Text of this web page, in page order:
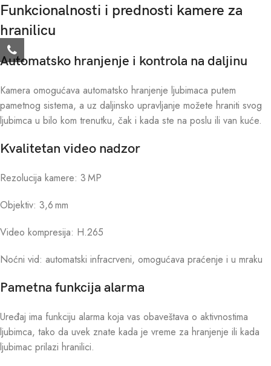
Funkcionalnosti i prednosti kamere za
hranilicu
Automatsko hranjenje i kontrola na daljinu
Kamera omogućava automatsko hranjenje ljubimaca putem
pametnog sistema, a uz daljinsko upravljanje možete hraniti svog
ljubimca u bilo kom trenutku, čak i kada ste na poslu ili van kuće.
Kvalitetan video nadzor
Rezolucija kamere: 3 MP
Objektiv: 3,6 mm
Video kompresija: H.265
Noćni vid: automatski infracrveni, omogućava praćenje i u mraku
Pametna funkcija alarma
Uređaj ima funkciju alarma koja vas obaveštava o aktivnostima
ljubimca, tako da uvek znate kada je vreme za hranjenje ili kada
ljubimac prilazi hranilici.